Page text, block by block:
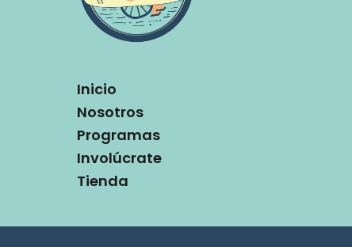
Inicio
Nosotros
Programas
Involúcrate
Tienda